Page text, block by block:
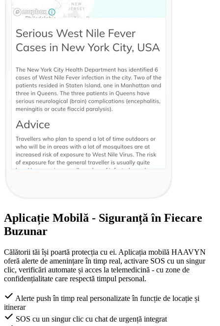
Aplicație Mobilă - Siguranță în Fiecare
Buzunar
Călătorii tăi își poartă protecția cu ei. Aplicația mobilă HAAVYN
oferă alerte de amenințare în timp real, activare SOS cu un singur
clic, verificări automate și acces la telemedicină - cu zone de
confidențialitate care respectă timpul personal.
Alerte push în timp real personalizate în funcție de locație și
itinerar
SOS cu un singur clic cu chat de urgență integrat